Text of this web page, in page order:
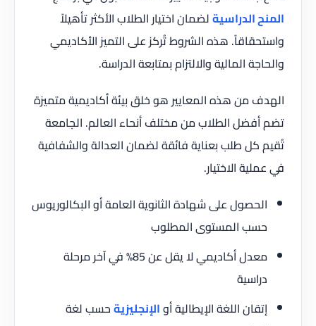
المنح الدراسيةلضمان اختيار الطلاب الأكثر تأهيلاً
واستحقاقاً. هذه الشروط تُركز على التميز الأكاديمي
والحاجة المالية والالتزام بمتابعة الدراسة.
الهدف من هذه المعايير هو خلق بيئة أكاديمية متميزة
تضم أفضل الطلاب من مختلف أنحاء العالم. الجامعة
تُقيم كل طلب بعناية فائقة لضمان العدالة والشفافية
في عملية الاختيار.
الحصول على شهادة الثانوية العامة أو البكالوريوس
حسب المستوى المطلوب
معدل أكاديمي لا يقل عن 85% في آخر مرحلة
دراسية
إتقان اللغة الإيطالية أوالإنجليزيةحسب لغة